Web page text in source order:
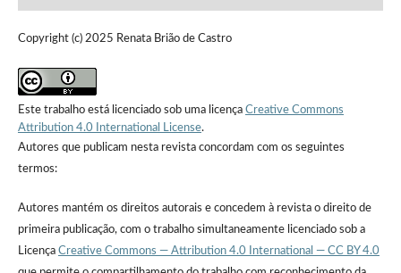
Copyright (c) 2025 Renata Brião de Castro
Este trabalho está licenciado sob uma licença Creative Commons
Attribution 4.0 International License.
Autores que publicam nesta revista concordam com os seguintes
termos:
Autores mantém os direitos autorais e concedem à revista o direito de
primeira publicação, com o trabalho simultaneamente licenciado sob a
Licença Creative Commons — Attribution 4.0 International — CC BY 4.0